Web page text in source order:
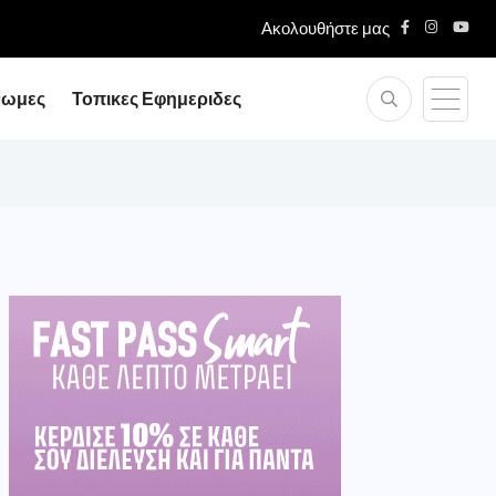
Ακολουθήστε μας
Τοπικες Εφημεριδες